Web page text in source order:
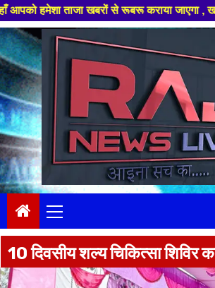
खबरों से रूबरू कराया जाएगा , खबर ओर
Skip
to
content
Menu
10 दिवसीय शल्य चिकित्सा शिविर